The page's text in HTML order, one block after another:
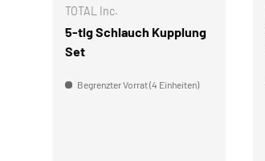
TOTAL Inc.
5-tlg Schlauch Kupplung
Set
Begrenzter Vorrat (4 Einheiten)